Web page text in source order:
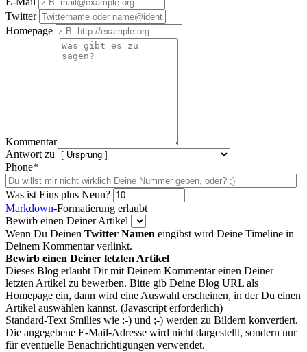
Twitter
Homepage
Kommentar
Antwort zu
Phone*
Was ist Eins plus Neun?
Markdown-Formatierung erlaubt
Bewirb einen Deiner Artikel
Wenn Du Deinen Twitter Namen eingibst wird Deine Timeline in
Deinem Kommentar verlinkt.
Bewirb einen Deiner letzten Artikel
Dieses Blog erlaubt Dir mit Deinem Kommentar einen Deiner
letzten Artikel zu bewerben. Bitte gib Deine Blog URL als
Homepage ein, dann wird eine Auswahl erscheinen, in der Du einen
Artikel auswählen kannst. (Javascript erforderlich)
Standard-Text Smilies wie :-) und ;-) werden zu Bildern konvertiert.
Die angegebene E-Mail-Adresse wird nicht dargestellt, sondern nur
für eventuelle Benachrichtigungen verwendet.